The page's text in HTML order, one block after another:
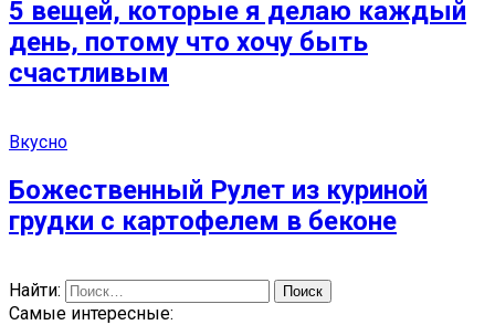
5 вещей, которые я делаю каждый
день, потому что хочу быть
счастливым
Вкусно
Божественный Рулет из куриной
грудки с картофелем в беконе
Найти:
Самые интересные: